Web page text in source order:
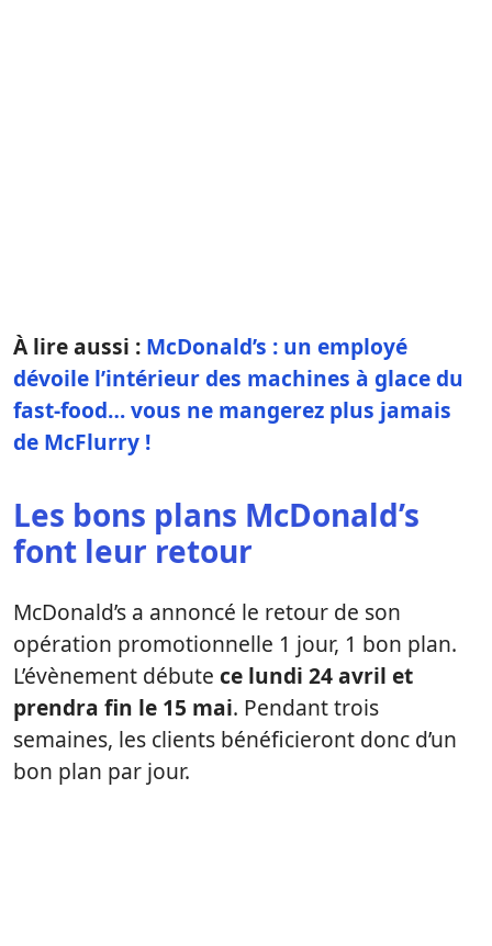
À lire aussi : McDonald’s : un employé
dévoile l’intérieur des machines à glace du
fast-food… vous ne mangerez plus jamais
de McFlurry !
Les bons plans McDonald’s
font leur retour
McDonald’s a annoncé le retour de son
opération promotionnelle 1 jour, 1 bon plan.
L’évènement débute ce lundi 24 avril et
prendra fin le 15 mai. Pendant trois
semaines, les clients bénéficieront donc d’un
bon plan par jour.